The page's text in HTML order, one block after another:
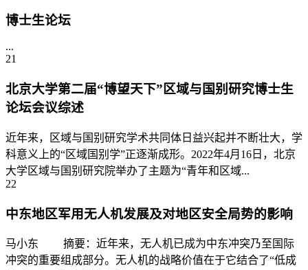
博士生论坛
...
21
北京大学第二届“博望天下”区域与国别研究博士生
论坛会议综述
近年来，区域与国别研究学术共同体日益兴起并不断壮大，学
科意义上的“区域国别学”正逐渐成形。2022年4月16日，北京
大学区域与国别研究院举办了主题为“青年和区域...
22
中东地区军用无人机发展及对地区安全局势的影响
马小东 摘要：近年来，无人机已成为中东冲突乃至国际
冲突的重要组成部分。无人机的战略价值在于它结合了“低成